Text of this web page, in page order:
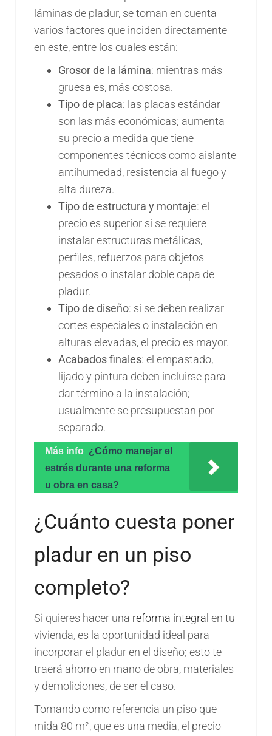
láminas de pladur, se toman en cuenta
varios factores que inciden directamente
en este, entre los cuales están:
Grosor de la lámina: mientras más
gruesa es, más costosa.
Tipo de placa: las placas estándar
son las más económicas; aumenta
su precio a medida que tiene
componentes técnicos como aislante
antihumedad, resistencia al fuego y
alta dureza.
Tipo de estructura y montaje: el
precio es superior si se requiere
instalar estructuras metálicas,
perfiles, refuerzos para objetos
pesados o instalar doble capa de
pladur.
Tipo de diseño: si se deben realizar
cortes especiales o instalación en
alturas elevadas, el precio es mayor.
Acabados finales: el empastado,
lijado y pintura deben incluirse para
dar término a la instalación;
usualmente se presupuestan por
separado.
Más info ¿Cómo manejar el
estrés durante una reforma
u obra en casa?
¿Cuánto cuesta poner
pladur en un piso
completo?
Si quieres hacer una reforma integral en tu
vivienda, es la oportunidad ideal para
incorporar el pladur en el diseño; esto te
traerá ahorro en mano de obra, materiales
y demoliciones, de ser el caso.
Tomando como referencia un piso que
mida 80 m², que es una media, el precio